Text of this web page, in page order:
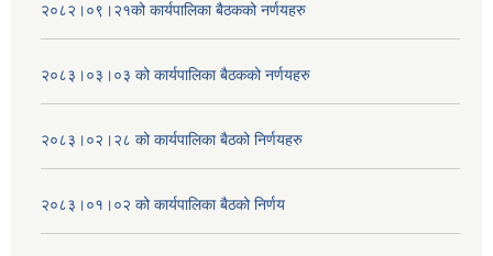
२०८२।०९।२१को कार्यपालिका बैठकको नर्णयहरु
२०८३।०३।०३ को कार्यपालिका बैठकको नर्णयहरु
२०८३।०२।२८ को कार्यपालिका बैठको निर्णयहरु
२०८३।०१।०२ को कार्यपालिका बैठको निर्णय